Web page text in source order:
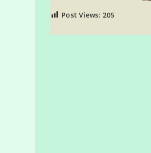
Post Views: 205